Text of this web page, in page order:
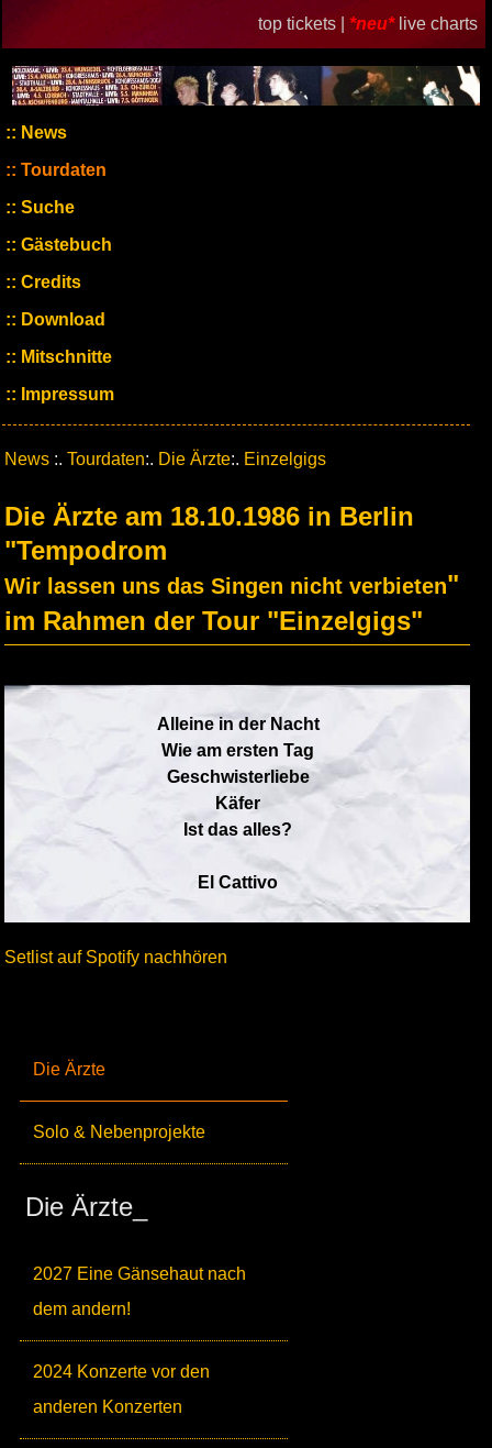
top tickets | *neu* live charts
News
Tourdaten
Suche
Gästebuch
Credits
Download
Mitschnitte
Impressum
Die Ärzte
Solo & Nebenprojekte
Die Ärzte_
2027 Eine Gänsehaut nach
dem andern!
2024 Konzerte vor den
anderen Konzerten
News :. Tourdaten:. Die Ärzte:. Einzelgigs
Die Ärzte am 18.10.1986 in Berlin
"Tempodrom
Wir lassen uns das Singen nicht verbieten"
im Rahmen der Tour "Einzelgigs"
Alleine in der Nacht
Wie am ersten Tag
Geschwisterliebe
Käfer
Ist das alles?
El Cattivo
Setlist auf Spotify nachhören